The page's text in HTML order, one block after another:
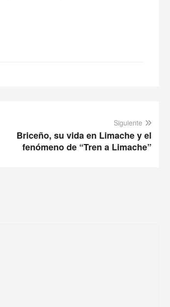
Siguiente
Briceño, su vida en Limache y el
fenómeno de “Tren a Limache”